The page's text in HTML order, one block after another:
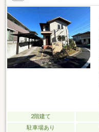
2階建て
駐車場あり